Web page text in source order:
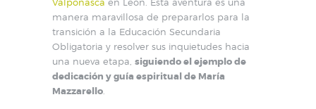
manera maravillosa de prepararlos para la
transición a la Educación Secundaria
Obligatoria y resolver sus inquietudes hacia
una nueva etapa, siguiendo el ejemplo de
dedicación y guía espiritual de María
Mazzarello